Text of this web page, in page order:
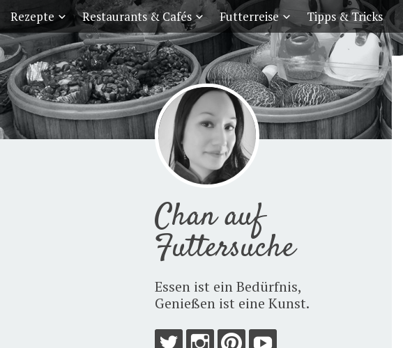
Rezepte Restaurants & Cafés Futterreise Tipps & Tricks
Chan auf
Futtersuche
Essen ist ein Bedürfnis,
Genießen ist eine Kunst.